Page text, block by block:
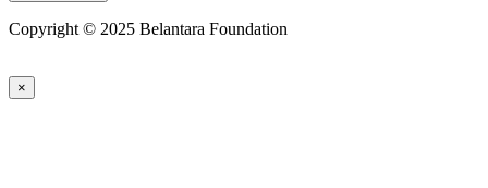
Copyright © 2025 Belantara Foundation
×